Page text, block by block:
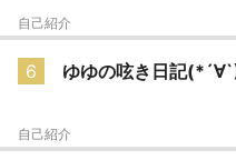
自己紹介
6 ゆゆの呟き日記
自己紹介